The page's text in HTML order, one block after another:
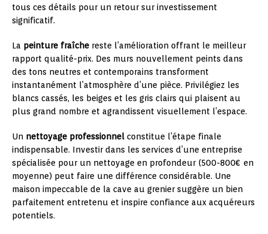
tous ces détails pour un retour sur investissement
significatif.
La peinture fraîche reste l’amélioration offrant le meilleur
rapport qualité-prix. Des murs nouvellement peints dans
des tons neutres et contemporains transforment
instantanément l’atmosphère d’une pièce. Privilégiez les
blancs cassés, les beiges et les gris clairs qui plaisent au
plus grand nombre et agrandissent visuellement l’espace.
Un nettoyage professionnel constitue l’étape finale
indispensable. Investir dans les services d’une entreprise
spécialisée pour un nettoyage en profondeur (500-800€ en
moyenne) peut faire une différence considérable. Une
maison impeccable de la cave au grenier suggère un bien
parfaitement entretenu et inspire confiance aux acquéreurs
potentiels.